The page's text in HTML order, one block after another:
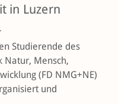
in Luzern
Studierende des
Natur, Mensch,
(FD NMG+NE)
und